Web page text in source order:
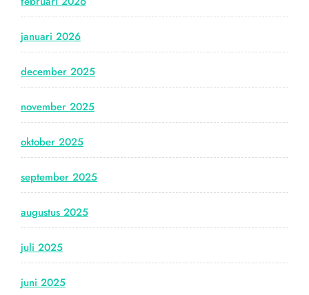
januari 2026
december 2025
november 2025
oktober 2025
september 2025
augustus 2025
juli 2025
juni 2025